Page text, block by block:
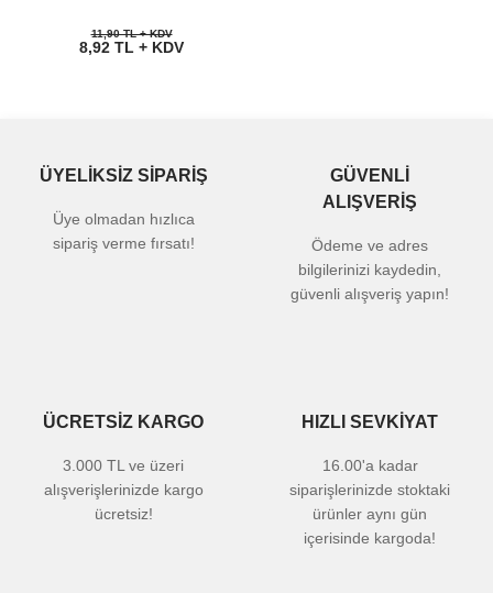
11,90 TL + KDV
8,92 TL + KDV
ÜYELİKSİZ SİPARİŞ
Üye olmadan hızlıca
sipariş verme fırsatı!
GÜVENLİ
ALIŞVERİŞ
Ödeme ve adres
bilgilerinizi kaydedin,
güvenli alışveriş yapın!
ÜCRETSİZ KARGO
3.000 TL ve üzeri
alışverişlerinizde kargo
ücretsiz!
HIZLI SEVKİYAT
16.00'a kadar
siparişlerinizde stoktaki
ürünler aynı gün
içerisinde kargoda!